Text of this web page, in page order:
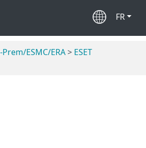
FR
ESMC/ERA> ESET